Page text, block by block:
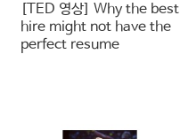
[TED 영상] Why the best
hire might not have the
perfect resume